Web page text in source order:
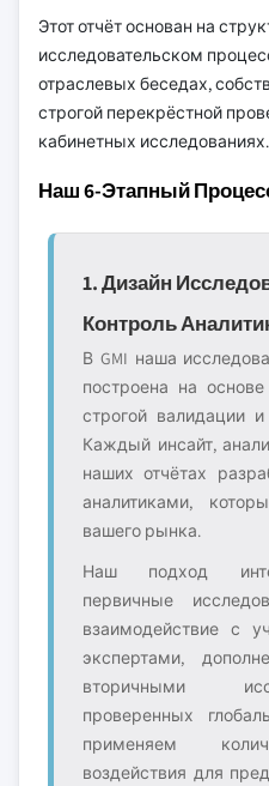
Этот отчёт основан на
исследовательском
отраслевых беседах,
строгой перекрёстной
кабинетных исследованиях.
Наш 6-Этапный
1. Дизайн
Контроль
В GMI наша
построена на
строгой валидации
Каждый инсайт,
наших отчётах
аналитиками,
вашего рынка.
Наш подход
первичные
взаимодействие с
экспертами,
вторичными
проверенных
применяем
воздействия для